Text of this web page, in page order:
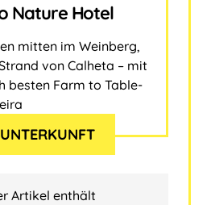
Nature Hotel
mitten im Weinberg,
von Calheta – mit
besten Farm to Table-
Artikel enthält